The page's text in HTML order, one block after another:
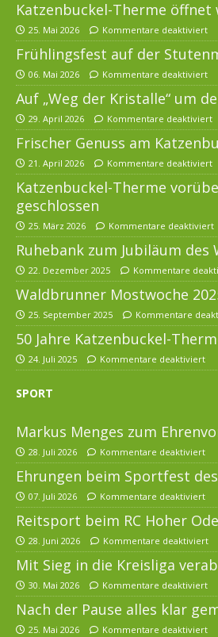
Katzenbuckel-Therme öffnet
25. Mai 2026 Kommentare deaktiviert
Frühlingsfest auf der
06. Mai 2026 Kommentare deaktiviert
Auf „Weg der Kristalle“ um
29. April 2026 Kommentare deaktiviert
Frischer Genuss am
21. April 2026 Kommentare deaktiviert
Katzenbuckel-Therme
geschlossen
25. März 2026 Kommentare deaktiviert
Ruhebank zum Jubiläum des
22. Dezember 2025 Kommentare
Waldbrunner Mostwoche
25. September 2025 Kommentare
50 Jahre Katzenbuckel-
24. Juli 2025 Kommentare deaktiviert
SPORT
Markus Menges zum
28. Juli 2026 Kommentare deaktiviert
Ehrungen beim Sportfest
07. Juli 2026 Kommentare deaktiviert
Reitsport beim RC Hoher
28. Juni 2026 Kommentare deaktiviert
Mit Sieg in die Kreisliga
30. Mai 2026 Kommentare deaktiviert
Nach der Pause alles klar
25. Mai 2026 Kommentare deaktiviert